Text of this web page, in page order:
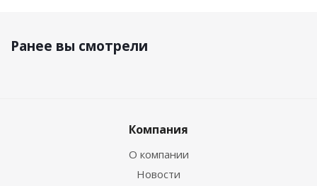
Ранее вы смотрели
Компания
О компании
Новости